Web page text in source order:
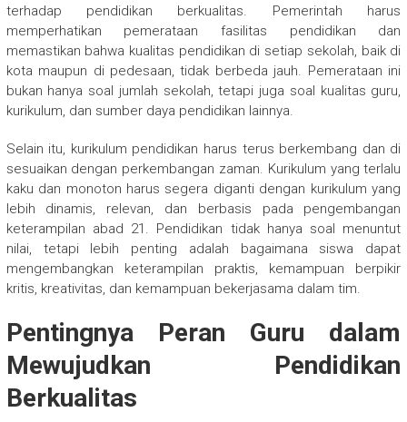
terhadap pendidikan berkualitas. Pemerintah harus
memperhatikan pemerataan fasilitas pendidikan dan
memastikan bahwa kualitas pendidikan di setiap sekolah, baik di
kota maupun di pedesaan, tidak berbeda jauh. Pemerataan ini
bukan hanya soal jumlah sekolah, tetapi juga soal kualitas guru,
kurikulum, dan sumber daya pendidikan lainnya.
Selain itu, kurikulum pendidikan harus terus berkembang dan di
sesuaikan dengan perkembangan zaman. Kurikulum yang terlalu
kaku dan monoton harus segera diganti dengan kurikulum yang
lebih dinamis, relevan, dan berbasis pada pengembangan
keterampilan abad 21. Pendidikan tidak hanya soal menuntut
nilai, tetapi lebih penting adalah bagaimana siswa dapat
mengembangkan keterampilan praktis, kemampuan berpikir
kritis, kreativitas, dan kemampuan bekerjasama dalam tim.
Pentingnya Peran Guru dalam
Mewujudkan Pendidikan
Berkualitas